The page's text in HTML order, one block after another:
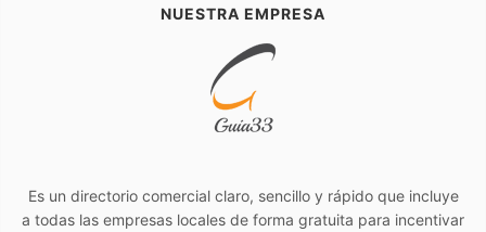
NUESTRA EMPRESA
Es un directorio comercial claro, sencillo y rápido que incluye
a todas las empresas locales de forma gratuita para incentivar